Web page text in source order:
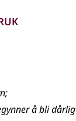
;
å bli dårlig